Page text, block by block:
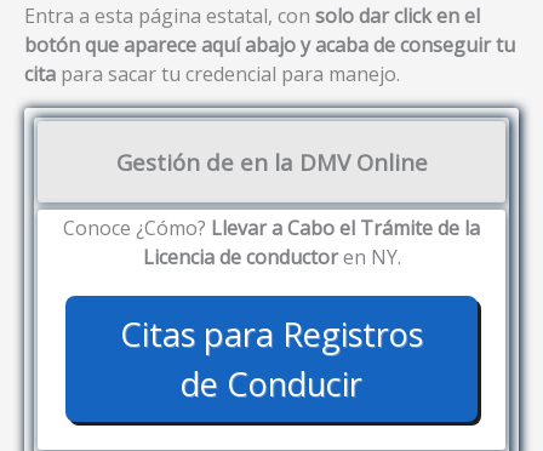
Entra a esta página estatal, con solo dar click en el
botón que aparece aquí abajo y acaba de conseguir tu
cita para sacar tu credencial para manejo.
Gestión de en la DMV Online
Conoce ¿Cómo? Llevar a Cabo el Trámite de la
Licencia de conductoren NY.
Citas para Registros
de Conducir